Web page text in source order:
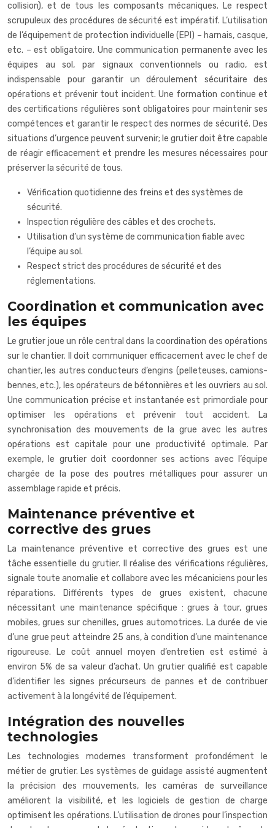
collision), et de tous les composants mécaniques. Le respect
scrupuleux des procédures de sécurité est impératif. L’utilisation
de l’équipement de protection individuelle (EPI) – harnais, casque,
etc. – est obligatoire. Une communication permanente avec les
équipes au sol, par signaux conventionnels ou radio, est
indispensable pour garantir un déroulement sécuritaire des
opérations et prévenir tout incident. Une formation continue et
des certifications régulières sont obligatoires pour maintenir ses
compétences et garantir le respect des normes de sécurité. Des
situations d’urgence peuvent survenir; le grutier doit être capable
de réagir efficacement et prendre les mesures nécessaires pour
préserver la sécurité de tous.
Vérification quotidienne des freins et des systèmes de
sécurité.
Inspection régulière des câbles et des crochets.
Utilisation d’un système de communication fiable avec
l’équipe au sol.
Respect strict des procédures de sécurité et des
réglementations.
Coordination et communication avec
les équipes
Le grutier joue un rôle central dans la coordination des opérations
sur le chantier. Il doit communiquer efficacement avec le chef de
chantier, les autres conducteurs d’engins (pelleteuses, camions-
bennes, etc.), les opérateurs de bétonnières et les ouvriers au sol.
Une communication précise et instantanée est primordiale pour
optimiser les opérations et prévenir tout accident. La
synchronisation des mouvements de la grue avec les autres
opérations est capitale pour une productivité optimale. Par
exemple, le grutier doit coordonner ses actions avec l’équipe
chargée de la pose des poutres métalliques pour assurer un
assemblage rapide et précis.
Maintenance préventive et
corrective des grues
La maintenance préventive et corrective des grues est une
tâche essentielle du grutier. Il réalise des vérifications régulières,
signale toute anomalie et collabore avec les mécaniciens pour les
réparations. Différents types de grues existent, chacune
nécessitant une maintenance spécifique : grues à tour, grues
mobiles, grues sur chenilles, grues automotrices. La durée de vie
d’une grue peut atteindre 25 ans, à condition d’une maintenance
rigoureuse. Le coût annuel moyen d’entretien est estimé à
environ 5% de sa valeur d’achat. Un grutier qualifié est capable
d’identifier les signes précurseurs de pannes et de contribuer
activement à la longévité de l’équipement.
Intégration des nouvelles
technologies
Les technologies modernes transforment profondément le
métier de grutier. Les systèmes de guidage assisté augmentent
la précision des mouvements, les caméras de surveillance
améliorent la visibilité, et les logiciels de gestion de charge
optimisent les opérations. L’utilisation de drones pour l’inspection